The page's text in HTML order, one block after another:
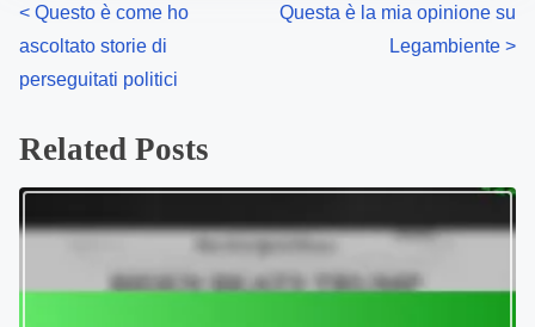
P
o
t
a
< Questo è come ho
ascoltato storie di
perseguitati politici
Questa è la mia opinione su
Legambiente >
Related Posts